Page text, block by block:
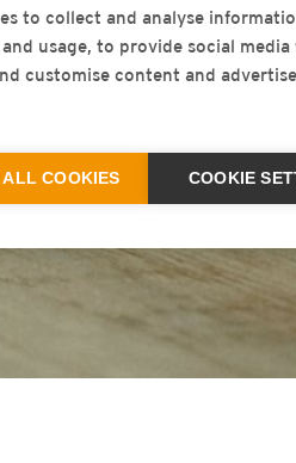
to collect and analyse
usage, to provide social media
customise content and
COOKIES COOKIE